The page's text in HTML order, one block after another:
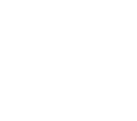
）.